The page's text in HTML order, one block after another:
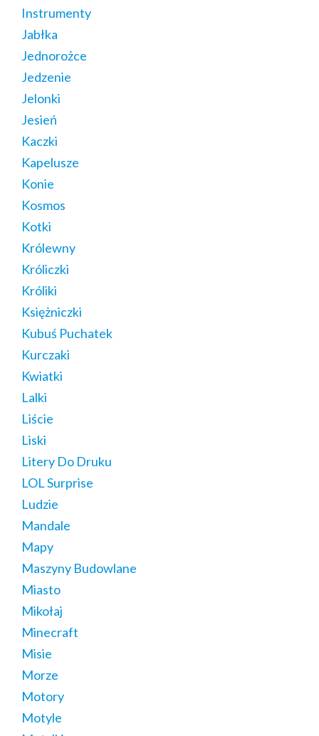
Instrumenty
Jabłka
Jednorożce
Jedzenie
Jelonki
Jesień
Kaczki
Kapelusze
Konie
Kosmos
Kotki
Królewny
Króliczki
Króliki
Księżniczki
Kubuś Puchatek
Kurczaki
Kwiatki
Lalki
Liście
Liski
Litery Do Druku
LOL Surprise
Ludzie
Mandale
Mapy
Maszyny Budowlane
Miasto
Mikołaj
Minecraft
Misie
Morze
Motory
Motyle